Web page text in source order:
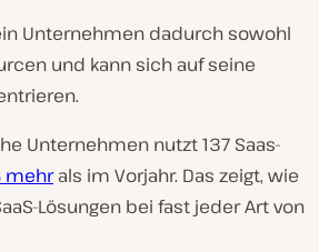
Unternehmen dadurch sowohl
und kann sich auf seine
Unternehmen nutzt 137 Saas-
mehrals im Vorjahr. Das zeigt, wie
Lösungen bei fast jeder Art von